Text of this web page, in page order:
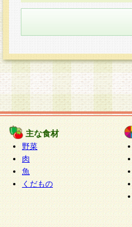
本フォームでは、
○個人情報の第三者
力いただく個人情
○個人情報の委託に
個人情報の取り扱
情報管理基準を
が行われるよう監
○開示対象個人情報
本人からの求めに
報の利用目的の通
停止・消去及び第
といいます。）に
開示等に応じる窓
主な食材
野菜
肉
魚
くだもの